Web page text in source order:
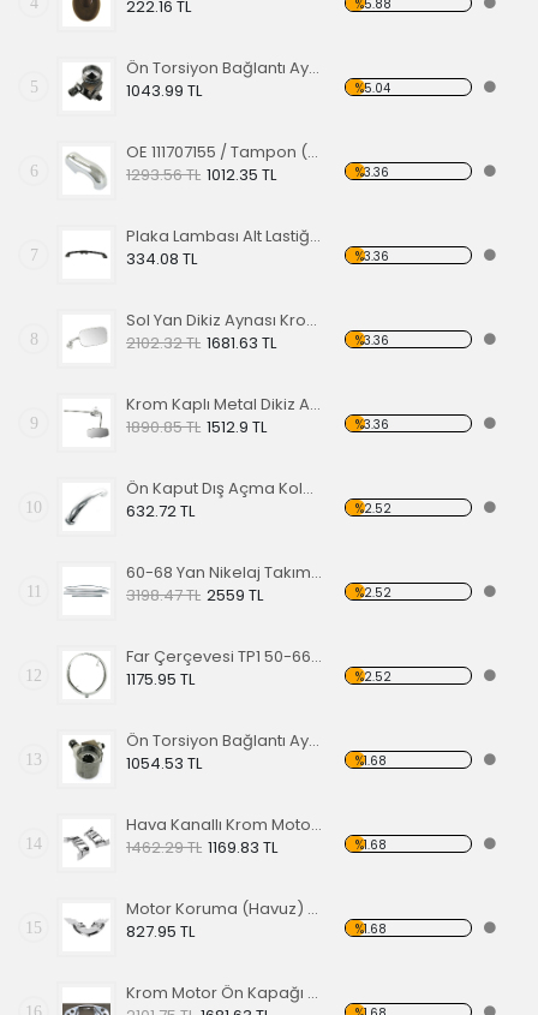
222.16 TL
%5.88
5
Ön Torsiyon Bağlantı Ayarlayıcı (ADJUSTER ) 60-65
1043.99 TL
%5.04
6
OE 111707155 / Tampon (Babası) Koruma Krom 1200-1300 52-67
1293.56 TL 1012.35 TL %3.36
7
Plaka Lambası Alt Lastiği 67-79 EA
334.08 TL
%3.36
8
Sol Yan Dikiz Aynası Krom 68-79
2102.32 TL 1681.63 TL %3.36
9
Krom Kaplı Metal Dikiz Aynası 57
1890.85 TL 1512.9 TL %3.36
10
Ön Kaput Dış Açma Kolu Nikelajlı 52-67
632.72 TL
%2.52
11
60-68 Yan Nikelaj Takımı Kalın Tip
3198.47 TL 2559 TL %2.52
12
Far Çerçevesi TP1 50-66 TP2 50-67
1175.95 TL
%2.52
13
Ön Torsiyon Bağlantı Ayarlayıcı (ADJUSTER ) 66 Ve Üstü Modeller İçin
1054.53 TL
%1.68
14
Hava Kanallı Krom Motor Arka Kapağı
1462.29 TL 1169.83 TL %1.68
15
Motor Koruma (Havuz) Sacı Alt Krom
827.95 TL
%1.68
Krom Motor Ön Kapağı (Havuz) Nikelajlı